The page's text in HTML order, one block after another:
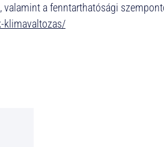
a fenntarthatósági
klimavaltozas/